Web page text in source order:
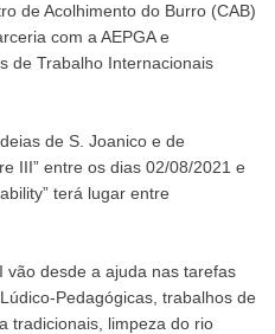
de Acolhimento do Burro (CAB)
com a AEPGA e
de Trabalho Internacionais
de S. Joanico e de
III” entre os dias 02/08/2021 e
terá lugar entre
vão desde a ajuda nas tarefas
Pedagógicas, trabalhos de
tradicionais, limpeza do rio